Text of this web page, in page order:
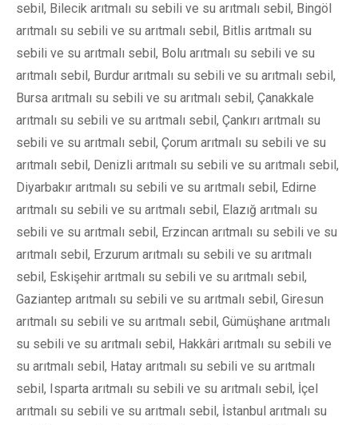
sebil, Bilecik arıtmalı su sebili ve su arıtmalı sebil, Bingöl
arıtmalı su sebili ve su arıtmalı sebil, Bitlis arıtmalı su
sebili ve su arıtmalı sebil, Bolu arıtmalı su sebili ve su
arıtmalı sebil, Burdur arıtmalı su sebili ve su arıtmalı sebil,
Bursa arıtmalı su sebili ve su arıtmalı sebil, Çanakkale
arıtmalı su sebili ve su arıtmalı sebil, Çankırı arıtmalı su
sebili ve su arıtmalı sebil, Çorum arıtmalı su sebili ve su
arıtmalı sebil, Denizli arıtmalı su sebili ve su arıtmalı sebil,
Diyarbakır arıtmalı su sebili ve su arıtmalı sebil, Edirne
arıtmalı su sebili ve su arıtmalı sebil, Elazığ arıtmalı su
sebili ve su arıtmalı sebil, Erzincan arıtmalı su sebili ve su
arıtmalı sebil, Erzurum arıtmalı su sebili ve su arıtmalı
sebil, Eskişehir arıtmalı su sebili ve su arıtmalı sebil,
Gaziantep arıtmalı su sebili ve su arıtmalı sebil, Giresun
arıtmalı su sebili ve su arıtmalı sebil, Gümüşhane arıtmalı
su sebili ve su arıtmalı sebil, Hakkâri arıtmalı su sebili ve
su arıtmalı sebil, Hatay arıtmalı su sebili ve su arıtmalı
sebil, Isparta arıtmalı su sebili ve su arıtmalı sebil, İçel
arıtmalı su sebili ve su arıtmalı sebil, İstanbul arıtmalı su